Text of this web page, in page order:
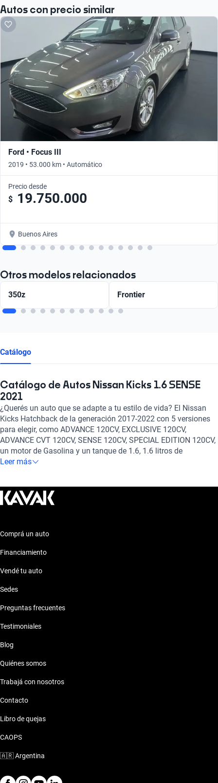
Autos con precio similar
Ford • Focus III
2019 • 53.000 km • Automático
Precio desde
$ 19.750.000
Buenos Aires
Otros modelos relacionados
350z Frontier
Catálogo
Catálogo de Autos Nissan Kicks 1.6 SENSE
2021
¿Querés un auto que se adapte a tu estilo de vida? El Nissan
Kicks Hatchback de la generación 2017-2022 con 5 versiones
para elegir, como ADVANCE 120CV, EXCLUSIVE 120CV,
ADVANCE CVT 120CV, SENSE 120CV, SPECIAL EDITION 120CV,
un motor de Gasolina y un tanque de 1.6, 1.6 litros de
capacidad, y la posibilidad de elegir entre transmisión Manual,
Leer más
Comprá un auto
Financiamiento
Vendé tu auto
Sedes
Preguntas frecuentes
Testimoniales
Blog
Quiénes somos
Trabajá con nosotros
Contacto
Libro de quejas
CAOPS
🇦🇷Argentina